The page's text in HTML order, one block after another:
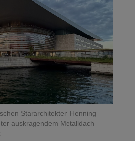
Stararchitekten Henning
auskragendem Metalldach